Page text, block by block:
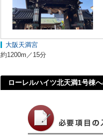
大阪天満宮
約1200m／15分
ローレルハイツ北天満1号棟